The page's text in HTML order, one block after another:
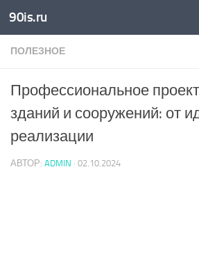
Skip to content
90is.ru
ПОЛЕЗНОЕ
Профессиональное
зданий и сооружений: от
реализации
АВТОР: ADMIN · 02.10.2024